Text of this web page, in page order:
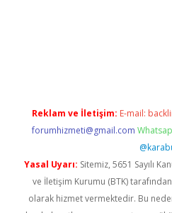
Reklam ve İletişim: E-mail:
forumhizmeti@gmail.com
Yasal Uyarı: Sitemiz, 5651 Sayılı
ve İletişim Kurumu (BTK)
olarak hizmet vermektedir. Bu